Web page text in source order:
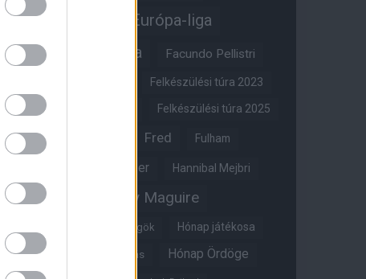
Erik ten Hag Európa-liga
Everton FA-kupa Facundo Pellistri
Felkészülési túra 2023
Felkészülési túra 2024 Felkészülési túra 2025
Felkészülési túra 2026 Fred Fulham
Glazer Hannibal Mejbri
Harry Amass Harry Maguire
Híres magyar Vörös Ördögök Hónap játékosa
Hónap legjobbja szavazás Hónap Ördöge